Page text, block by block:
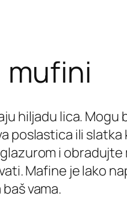
mufini
hiljadu lica. Mogu
poslastica ili
i
Mafine je lako
vama.